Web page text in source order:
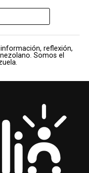
reflexión,
Somos el